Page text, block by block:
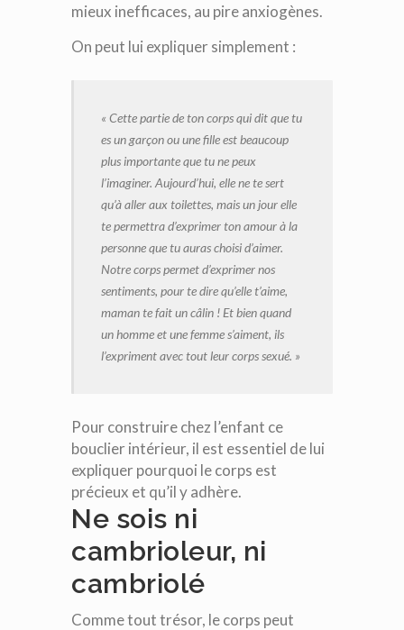
mieux inefficaces, au pire anxiogènes.
On peut lui expliquer simplement :
« Cette partie de ton corps qui dit que tu
es un garçon ou une fille est beaucoup
plus importante que tu ne peux
l’imaginer. Aujourd’hui, elle ne te sert
qu’à aller aux toilettes, mais un jour elle
te permettra d’exprimer ton amour à la
personne que tu auras choisi d’aimer.
Notre corps permet d’exprimer nos
sentiments, pour te dire qu’elle t’aime,
maman te fait un câlin ! Et bien quand
un homme et une femme s’aiment, ils
l’expriment avec tout leur corps sexué. »
Pour construire chez l’enfant ce
bouclier intérieur, il est essentiel de lui
expliquer pourquoi le corps est
précieux et qu’il y adhère.
Ne sois ni
cambrioleur, ni
cambriolé
Comme tout trésor, le corps peut